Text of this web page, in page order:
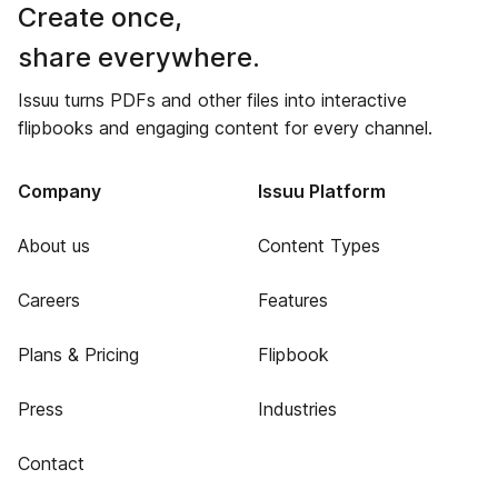
Create once,
share everywhere.
Issuu turns PDFs and other files into interactive
flipbooks and engaging content for every channel.
Company
About us
Careers
Plans & Pricing
Press
Contact
Issuu Platform
Content Types
Features
Flipbook
Industries